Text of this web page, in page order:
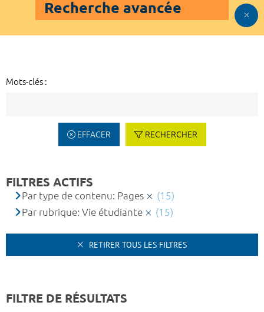
Recherche avancée
Mots-clés :
EFFACER RECHERCHER
FILTRES ACTIFS
Par type de contenu: Pages
(15)
Par rubrique: Vie étudiante
(15)
RETIRER TOUS LES FILTRES
FILTRE DE RÉSULTATS